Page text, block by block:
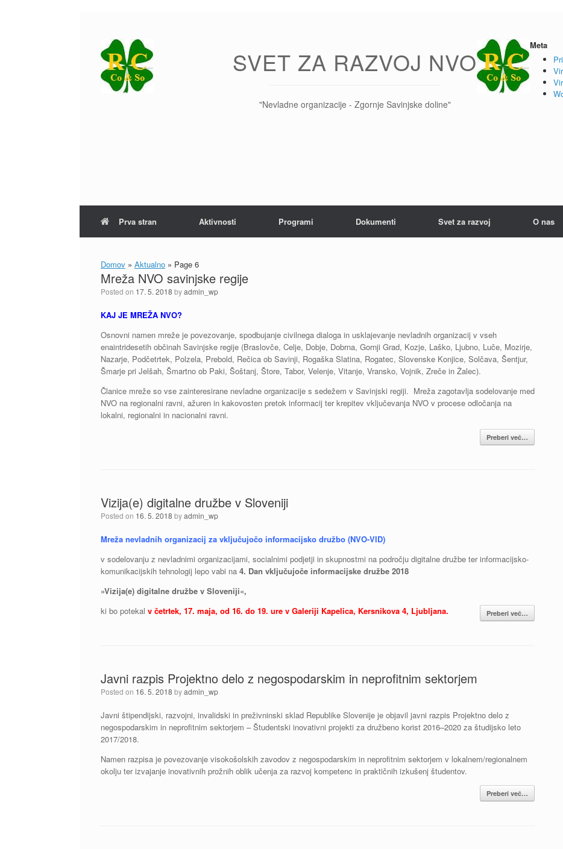
SVET ZA RAZVOJ NVO
"Nevladne organizacije - Zgornje Savinjske doline"
Meta
Prva stran Aktivnosti Programi Dokumenti Svet za razvoj O nas
Domov » Aktualno » Page 6
Mreža NVO savinjske regije
Posted on 17. 5. 2018 byadmin_wp
KAJ JE MREŽA NVO?
Osnovni namen mreže je povezovanje, spodbujanje civilnega dialoga in usklajevanje nevladnih organizacij v vseh
enaintridesetih občinah Savinjske regije (Braslovče, Celje, Dobje, Dobrna, Gornji Grad, Kozje, Laško, Ljubno, Luče, Mozirje,
Nazarje, Podčetrtek, Polzela, Prebold, Rečica ob Savinji, Rogaška Slatina, Rogatec, Slovenske Konjice, Solčava, Šentjur,
Šmarje pri Jelšah, Šmartno ob Paki, Šoštanj, Štore, Tabor, Velenje, Vitanje, Vransko, Vojnik, Zreče in Žalec).
Članice mreže so vse zainteresirane nevladne organizacije s sedežem v Savinjski regiji. Mreža zagotavlja sodelovanje med
NVO na regionalni ravni, ažuren in kakovosten pretok informacij ter krepitev vključevanja NVO v procese odločanja na
lokalni, regionalni in nacionalni ravni.
Preberi več…
Vizija(e) digitalne družbe v Sloveniji
Posted on 16. 5. 2018 byadmin_wp
Mreža nevladnih organizacij za vključujočo informacijsko družbo (NVO-VID)
v sodelovanju z nevladnimi organizacijami, socialnimi podjetji in skupnostmi na področju digitalne družbe ter informacijsko-
komunikacijskih tehnologij lepo vabi na 4. Dan vključujoče informacijske družbe 2018
»Vizija(e) digitalne družbe v Sloveniji«,
ki bo potekal v četrtek, 17. maja, od 16. do 19. ure v Galeriji Kapelica, Kersnikova 4, Ljubljana. Preberi več…
Javni razpis Projektno delo z negospodarskim in neprofitnim sektorjem
Posted on 16. 5. 2018 byadmin_wp
Javni štipendijski, razvojni, invalidski in preživninski sklad Republike Slovenije je objavil javni razpis Projektno delo z
negospodarskim in neprofitnim sektorjem – Študentski inovativni projekti za družbeno korist 2016–2020 za študijsko leto
2017/2018.
Namen razpisa je povezovanje visokošolskih zavodov z negospodarskim in neprofitnim sektorjem v lokalnem/regionalnem
okolju ter izvajanje inovativnih prožnih oblik učenja za razvoj kompetenc in praktičnih izkušenj študentov.
Preberi več…